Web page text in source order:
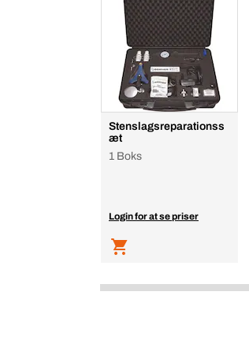
Stenslagsreparationss
æt
1 Boks
Login for at se priser